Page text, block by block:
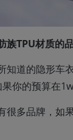
族TPU材质的
知道的隐形车
果你的预算在
很多品牌，如